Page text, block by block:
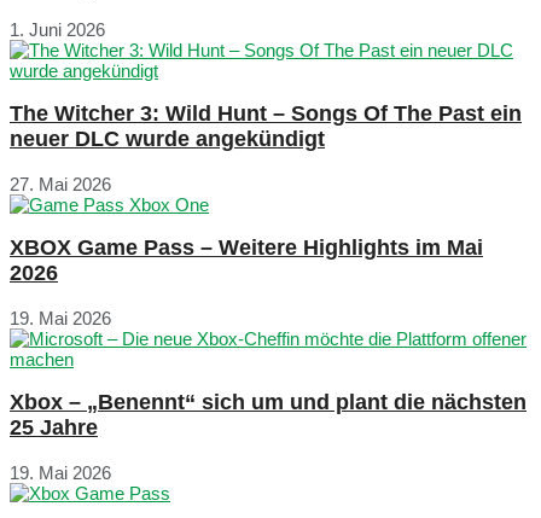
1. Juni 2026
The Witcher 3: Wild Hunt – Songs Of The Past ein
neuer DLC wurde angekündigt
27. Mai 2026
XBOX Game Pass – Weitere Highlights im Mai
2026
19. Mai 2026
Xbox – „Benennt“ sich um und plant die nächsten
25 Jahre
19. Mai 2026